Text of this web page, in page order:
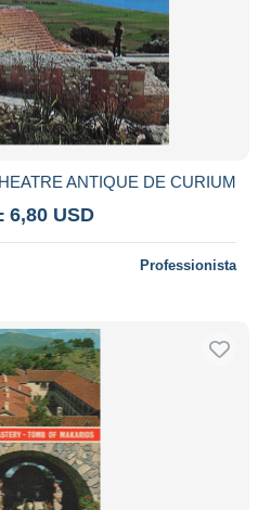
ANTIQUE DE CURIUM
6,80 USD
Professionista